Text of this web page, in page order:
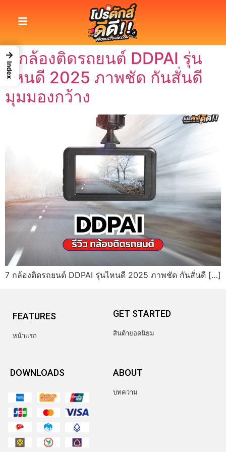
7 กล้องติดรถยนต์ DDPAI รุ่น
ไหนดี 2025 ภาพชัด กันสั่นดี
มุมมองกว้าง
7 กล้องติดรถยนต์ DDPAI รุ่นไหนดี 2025 ภาพชัด กันสั่นดี […]
FEATURES
หน้าแรก
GET STARTED
สินต้ายอดนิยม
DOWNLOADS ABOUT
บทความ
→
Index